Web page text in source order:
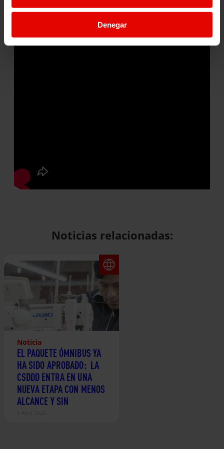
Denegar
Noticias relacionadas:
Noticia
EL PAQUETE ÓMNIBUS YA
HA SIDO APROBADO: LA
CSDDD ENTRA EN UNA
NUEVA ETAPA CON MENOS
ALCANCE Y SIN